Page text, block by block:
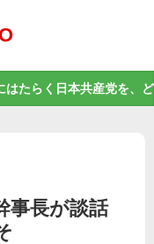
たらく日本共産党を、
事長が談話